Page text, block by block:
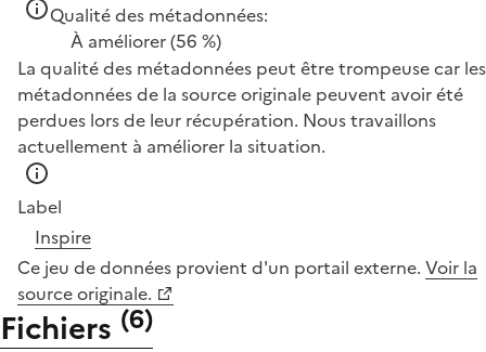
Qualité des métadonnées:
À améliorer(56 %)
La qualité des métadonnées peut être trompeuse car les
métadonnées de la source originale peuvent avoir été
perdues lors de leur récupération. Nous travaillons
actuellement à améliorer la situation.
Label
Inspire
Ce jeu de données provient d'un portail externe. Voir la
source originale.
Fichiers (6)